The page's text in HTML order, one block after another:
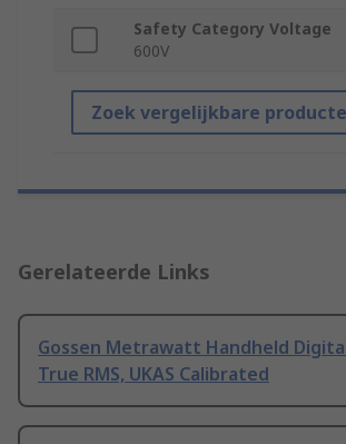
Safety Category Voltage
600V
Zoek vergelijkbare
Gerelateerde Links
Gossen Metrawatt Handheld
True RMS, UKAS Calibrated